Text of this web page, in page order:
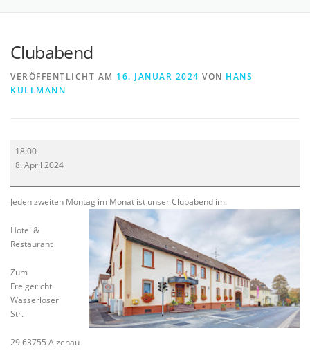
Clubabend
VERÖFFENTLICHT AM 16. JANUAR 2024 VON HANS
KULLMANN
Clubabend
18:00
8. April 2024
Jeden zweiten Montag im Monat ist unser Clubabend im:
Hotel &
Restaurant
Zum
Freigericht
Wasserloser
Str.
29 63755 Alzenau